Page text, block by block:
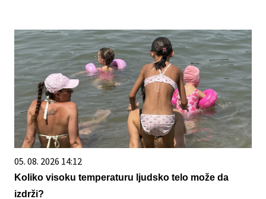
05. 08. 2026 14:12
Koliko visoku temperaturu ljudsko telo može da
izdrži?